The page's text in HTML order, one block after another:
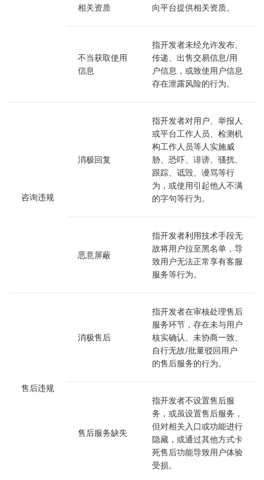
相关资质
向平台提供相关资质。
不当获取使用
信息
指开发者未经允许发布、
传递、出售交易信息/用
户信息，或致使用户信息
存在泄露风险的行为。
咨询违规
消极回复
指开发者对用户、举报人
或平台工作人员、检测机
构工作人员等人实施威
胁、恐吓、诽谤、骚扰、
跟踪、诋毁、谩骂等行
为，或使用引起他人不满
的字句等行为。
恶意屏蔽
指开发者利用技术手段无
故将用户拉至黑名单，导
致用户无法正常享有客服
服务等行为。
售后违规
消极售后
指开发者在审核处理售后
服务环节，存在未与用户
核实确认、未协商一致、
自行无故/批量驳回用户
的售后服务的行为。
售后服务缺失
指开发者不设置售后服
务，或虽设置售后服务，
但对相关入口或功能进行
隐藏，或通过其他方式卡
死售后功能导致用户体验
受损。